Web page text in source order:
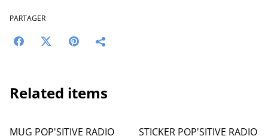
PARTAGER
Related items
MUG POP'SITIVE RADIO
STICKER POP'SITIVE RADIO